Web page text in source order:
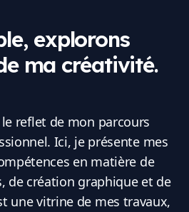
explorons
ma créativité.
reflet de mon parcours
Ici, je présente mes
en matière de
de création graphique et de
une vitrine de mes travaux,